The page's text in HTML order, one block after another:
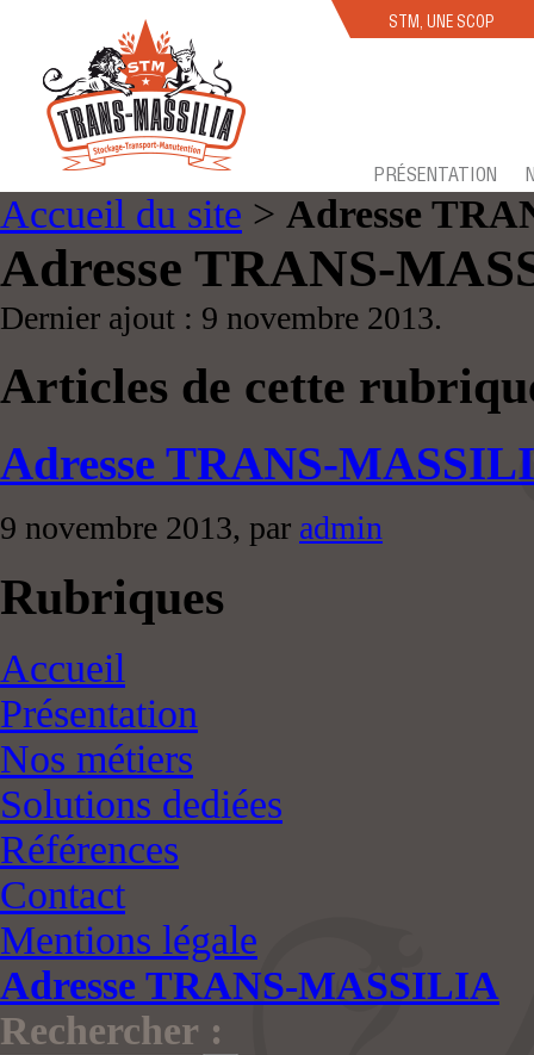
STM, UNE SCOP
PRÉSENTATION
Accueil du site > Adresse
Adresse TRANS-
Dernier ajout : 9 novembre 2013.
Articles de cette
Adresse TRANS-
9 novembre 2013, par admin
Rubriques
Accueil
Présentation
Nos métiers
Solutions dediées
Références
Contact
Mentions légale
Adresse TRANS-MASSILIA
Rechercher :